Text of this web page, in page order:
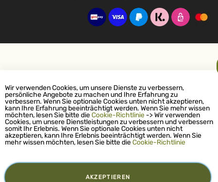
Wir verwenden Cookies, um unsere Dienste zu verbessern,
persönliche Angebote zu machen und Ihre Erfahrung zu
verbessern. Wenn Sie optionale Cookies unten nicht akzeptieren,
kann Ihre Erfahrung beeinträchtigt werden. Wenn Sie mehr wissen
möchten, lesen Sie bitte dieCookie-Richtlinie -> Wir verwenden
Cookies, um unsere Dienstleistungen zu verbessern und verbessern
somit Ihr Erlebnis. Wenn Sie optionale Cookies unten nicht
akzeptieren, kann Ihre Erlebnis beeinträchtigt werden. Wenn Sie
mehr wissen möchten, lesen Sie bitte dieCookie-Richtlinie
AKZEPTIEREN